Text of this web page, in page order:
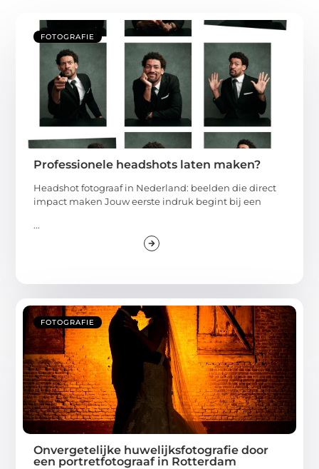
FOTOGRAFIE
Professionele headshots laten maken?
Headshot fotograaf in Nederland: beelden die direct
impact maken Jouw eerste indruk begint bij een
...
FOTOGRAFIE
Onvergetelijke huwelijksfotografie door
een portretfotograaf in Rotterdam